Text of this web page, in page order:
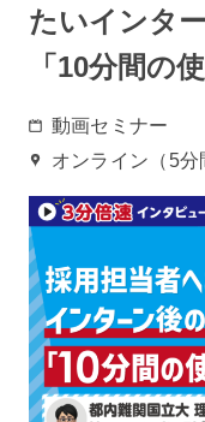
たいインタ
「10分間の
動画セミナー
オンライン（5分